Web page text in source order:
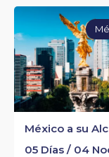
México a su
05 Días / 04